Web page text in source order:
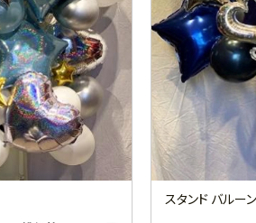
スタンド バルーン